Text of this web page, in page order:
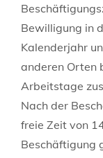
Bewilligung in
Kalenderjahr
anderen Orten
Arbeitstage
Nach der
freie Zeit von
Beschäftigung